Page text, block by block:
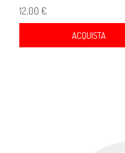
12,00 €
ACQUISTA